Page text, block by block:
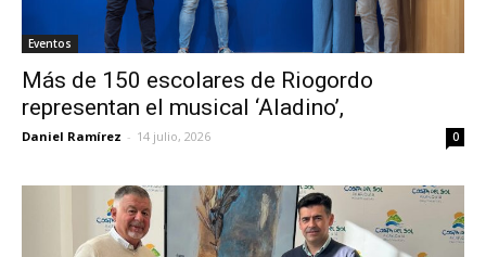
Eventos
Más de 150 escolares de Riogordo
representan el musical ‘Aladino’,
Daniel Ramírez - 14 julio, 2026 0